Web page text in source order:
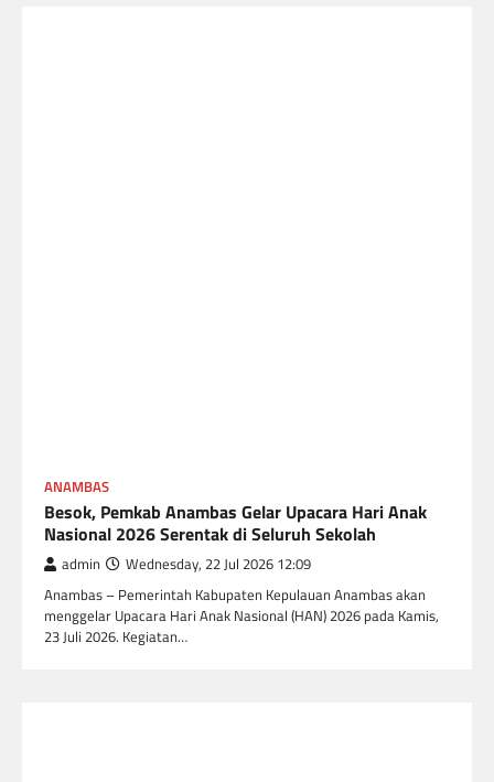
ANAMBAS
Besok, Pemkab Anambas Gelar Upacara Hari Anak
Nasional 2026 Serentak di Seluruh Sekolah
admin Wednesday, 22 Jul 2026 12:09
Anambas – Pemerintah Kabupaten Kepulauan Anambas akan
menggelar Upacara Hari Anak Nasional (HAN) 2026 pada Kamis,
23 Juli 2026. Kegiatan…